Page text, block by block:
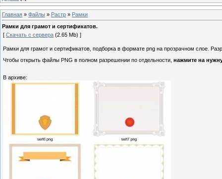
Главная » Файлы » Растр » Рамки
Рамки для грамот и сертификатов.
[ Скачать с сервера (2.65 Mb) ]
Рамки для грамот и сертификатов, подборка в формате png на прозрачном слое.
Чтобы открыть файлы PNG в полном разрешении по отдельности, нажмите на
В архиве: